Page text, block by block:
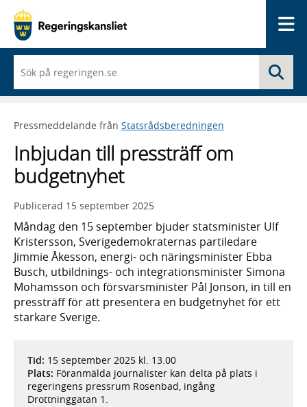
du
börjar
skriva
framträder
lista
med
sökförslag
Pressmeddelande från Statsrådsberedningen
Inbjudan till pressträff om
budgetnyhet
Publicerad 15 september 2025
Måndag den 15 september bjuder statsminister Ulf
Kristersson, Sverigedemokraternas partiledare
Jimmie Åkesson, energi- och näringsminister Ebba
Busch, utbildnings- och integrationsminister Simona
Mohamsson och försvarsminister Pål Jonson, in till en
pressträff för att presentera en budgetnyhet för ett
starkare Sverige.
Tid: 15 september 2025 kl. 13.00
Plats: Föranmälda journalister kan delta på plats i
regeringens pressrum Rosenbad, ingång
Drottninggatan 1.